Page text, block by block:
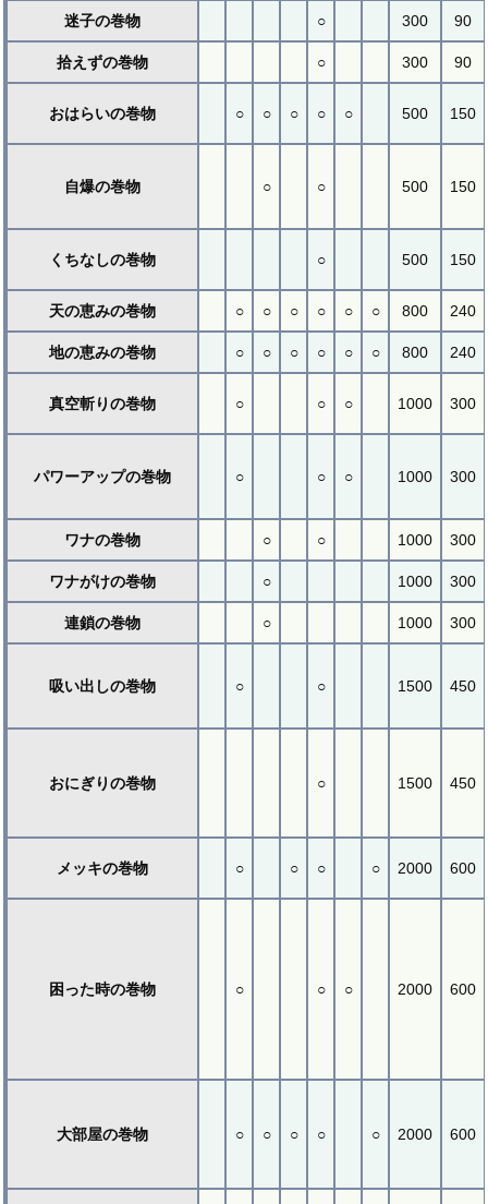
迷子の巻物 ○ 300 90
拾えずの巻物 ○ 300 90
おはらいの巻物 ○ ○ ○ ○ ○ 500 150
自爆の巻物 ○ ○ 500 150
くちなしの巻物 ○ 500 150
天の恵みの巻物 ○ ○ ○ ○ ○ ○ 800 240
地の恵みの巻物 ○ ○ ○ ○ ○ ○ 800 240
真空斬りの巻物 ○ ○ ○ 1000 300
パワーアップの巻物 ○ ○ ○ 1000 300
ワナの巻物 ○ ○ 1000 300
ワナがけの巻物 ○ 1000 300
連鎖の巻物 ○ 1000 300
吸い出しの巻物 ○ ○ 1500 450
おにぎりの巻物 ○ 1500 450
メッキの巻物 ○ ○ ○ ○ 2000 600
困った時の巻物 ○ ○ ○ 2000 600
大部屋の巻物 ○ ○ ○ ○ ○ 2000 600